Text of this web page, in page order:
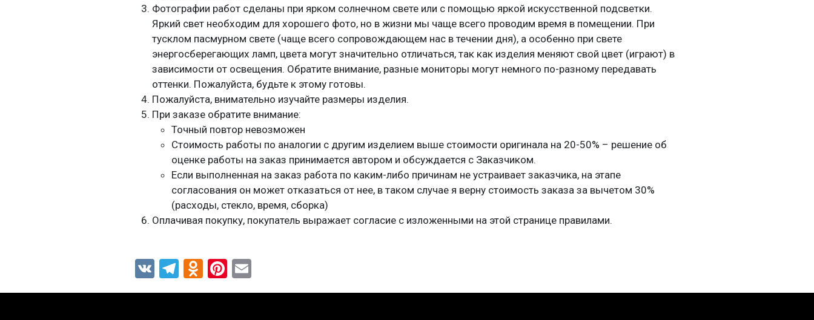
Фотографии работ сделаны при ярком солнечном свете или с помощью яркой искусственной подсветки.
Яркий свет необходим для хорошего фото, но в жизни мы чаще всего проводим время в помещении. При
тусклом пасмурном свете (чаще всего сопровождающем нас в течении дня), а особенно при свете
энергосберегающих ламп, цвета могут значительно отличаться, так как изделия меняют свой цвет (играют) в
зависимости от освещения. Обратите внимание, разные мониторы могут немного по-разному передавать
оттенки. Пожалуйста, будьте к этому готовы.
Пожалуйста, внимательно изучайте размеры изделия.
При заказе обратите внимание:
Точный повтор невозможен
Стоимость работы по аналогии с другим изделием выше стоимости оригинала на 20-50% – решение об
оценке работы на заказ принимается автором и обсуждается с Заказчиком.
Если выполненная на заказ работа по каким-либо причинам не устраивает заказчика, на этапе
согласования он может отказаться от нее, в таком случае я верну стоимость заказа за вычетом 30%
(расходы, стекло, время, сборка)
Оплачивая покупку, покупатель выражает согласие с изложенными на этой странице правилами.
VK Telegram
Odnoklassniki
Pinterest